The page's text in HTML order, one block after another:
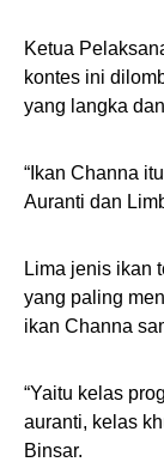
Ketua
kontes ini
yang langka
“Ikan Channa
Auranti dan
Lima jenis ikan
yang paling
ikan Channa
“Yaitu kelas
auranti, kelas
Binsar.